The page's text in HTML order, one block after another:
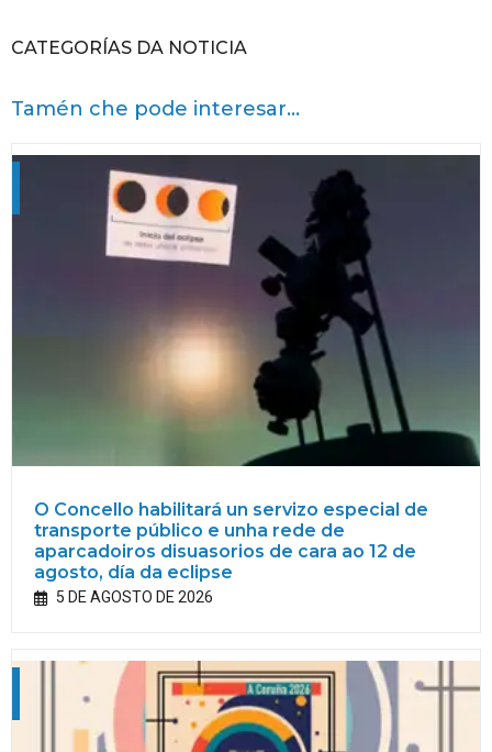
CATEGORÍAS DA NOTICIA
Tamén che pode interesar...
O Concello habilitará un servizo especial de
transporte público e unha rede de
aparcadoiros disuasorios de cara ao 12 de
agosto, día da eclipse
5 DE AGOSTO DE 2026